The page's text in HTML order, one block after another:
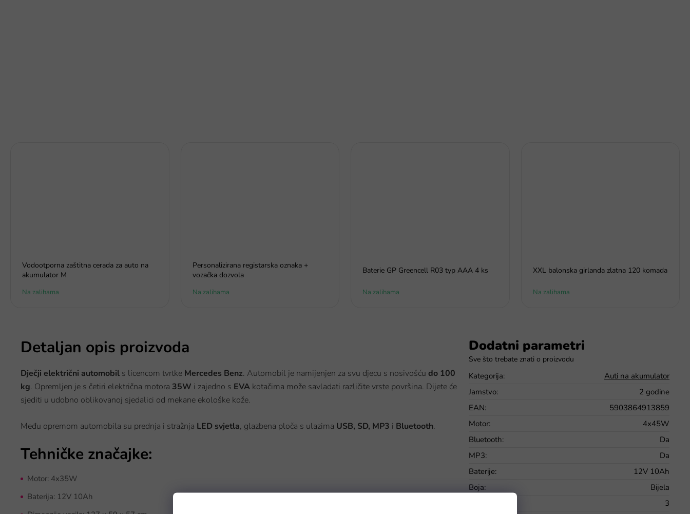
Vodootporna zaštitna cerada za auto na
akumulator M
Na zalihama
Personalizirana registarska oznaka +
vozačka dozvola
Na zalihama
Baterie GP Greencell R03 typ AAA 4 ks
Na zalihama
XXL balonska girlanda zlatna 120 komada
Na zalihama
Detaljan opis proizvoda
Dječji električni automobil s licencom tvrtke Mercedes Benz. Automobil je namijenjen za svu djecu s nosivošću do 100
kg. Opremljen je s četiri električna motora 35W i zajedno s EVA kotačima može savladati različite vrste površina. Dijete će
sjediti u udobno oblikovanoj sjedalici od mekane ekološke kože.
Među opremom automobila su prednja i stražnja LED svjetla, glazbena ploča s ulazima USB, SD, MP3 i Bluetooth.
Tehničke značajke:
Motor: 4x35W
Baterija: 12V 10Ah
Dodatni parametri
Kategorija:
Auti na akumulator
Jamstvo:
2 godine
EAN:
5903864913859
Motor:
4x45W
Bluetooth:
Da
MP3:
Da
Baterije:
12V 10Ah
Boja:
Bijela
3